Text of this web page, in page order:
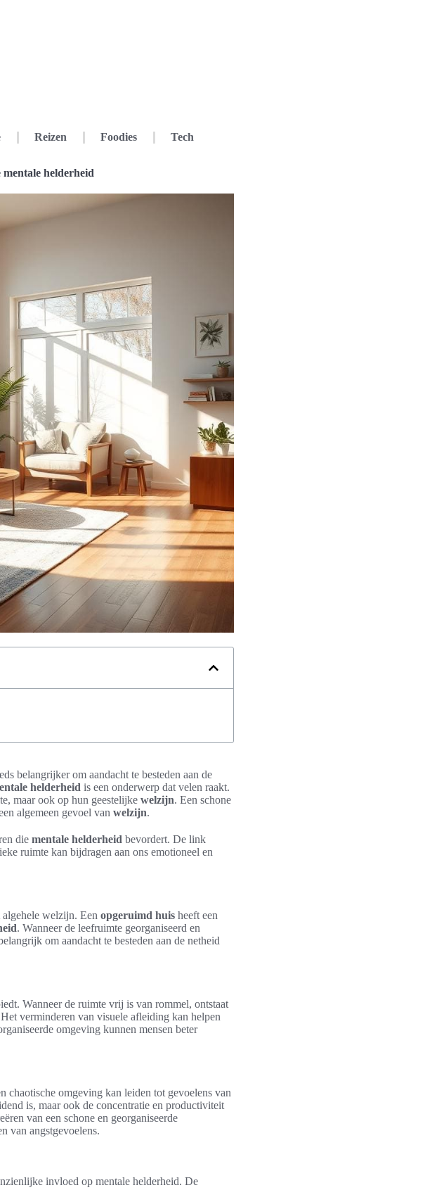
Reizen Foodies Tech
helderheid
belangrijker om aandacht te besteden aan de
helderheid is een onderwerp dat velen raakt.
maar ook op hun geestelijke welzijn. Een schone
algemeen gevoel van welzijn.
die mentale helderheid bevordert. De link
ruimte kan bijdragen aan ons emotioneel en
welzijn. Een opgeruimd huis heeft een
. Wanneer de leefruimte georganiseerd en
om aandacht te besteden aan de netheid
Wanneer de ruimte vrij is van rommel, ontstaat
verminderen van visuele afleiding kan helpen
omgeving kunnen mensen beter
chaotische omgeving kan leiden tot gevoelens van
is, maar ook de concentratie en productiviteit
van een schone en georganiseerde
van angstgevoelens.
invloed op mentale helderheid. De